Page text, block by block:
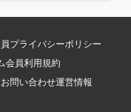
プライバシーポリシー
会員利用規約
お問い合わせ運営情報